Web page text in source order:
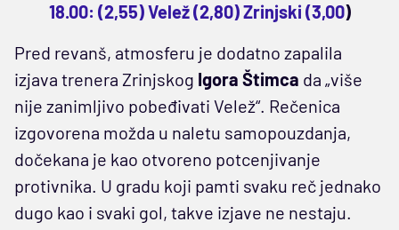
18.00: (2,55) Velež (2,80) Zrinjski (3,00)
Pred revanš, atmosferu je dodatno zapalila
izjava trenera Zrinjskog Igora Štimca da „više
nije zanimljivo pobeđivati Velež“. Rečenica
izgovorena možda u naletu samopouzdanja,
dočekana je kao otvoreno potcenjivanje
protivnika. U gradu koji pamti svaku reč jednako
dugo kao i svaki gol, takve izjave ne nestaju.